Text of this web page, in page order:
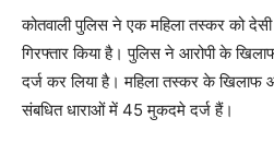
कोतवाली पुलिस ने एक महिला तस्कर को
गिरफ्तार किया है। पुलिस ने आरोपी के
दर्ज कर लिया है। महिला तस्कर के
संबधित धाराओं में 45 मुकदमे दर्ज हैं।